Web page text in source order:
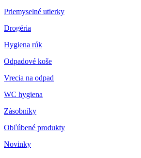
Priemyselné utierky
Drogéria
Hygiena rúk
Odpadové koše
Vrecia na odpad
WC hygiena
Zásobníky
Obľúbené produkty
Novinky